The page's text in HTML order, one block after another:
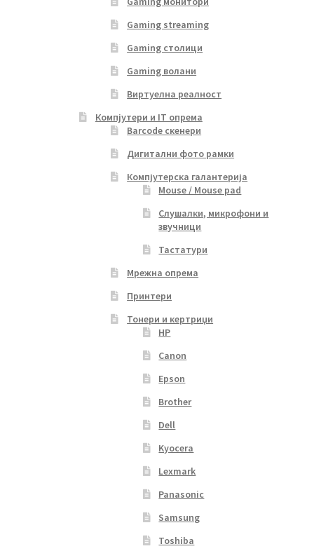
Gaming streaming
Gaming столици
Gaming волани
Виртуелна реалност
Компјутери и IT опрема
Barcode скенери
Дигитални фото рамки
Компјутерска галантерија
Mouse / Mouse pad
Слушалки, микрофони и
звучници
Тастатури
Мрежна опрема
Принтери
Тонери и кертриџи
HP
Canon
Epson
Brother
Dell
Kyocera
Lexmark
Panasonic
Samsung
Toshiba